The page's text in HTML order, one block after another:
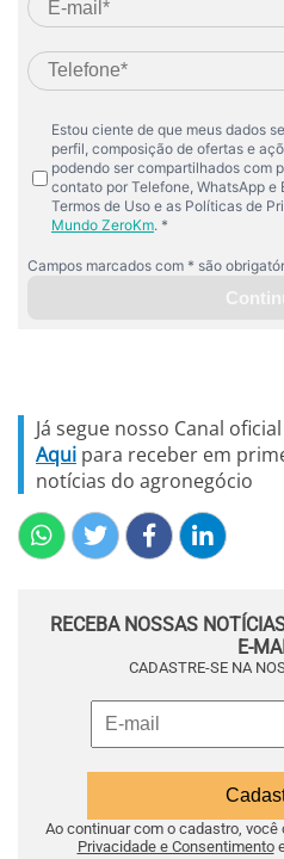
Já segue nosso Canal
Aqui para receber em
notícias do agronegócio
RECEBA NOSSAS
E-
CADASTRE-SE NA
Ao continuar com o cadastro,
Privacidade e Consentimento